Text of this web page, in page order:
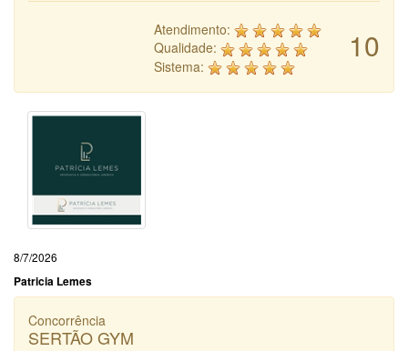
10
Atendimento:
Qualidade:
Sistema:
8/7/2026
Patricia Lemes
Concorrência
SERTÃO GYM